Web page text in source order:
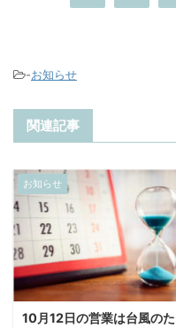
-お知らせ
関連記事
お知らせ
10月12日の営業は台風のた